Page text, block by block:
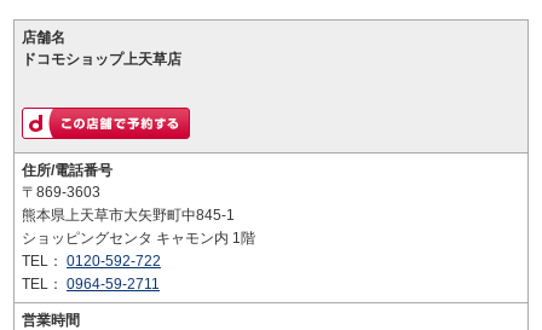
店舗名
ドコモショップ上天草店
住所/電話番号
〒869-3603
熊本県上天草市大矢野町中845-1
ショッピングセンタ キャモン内 1階
TEL： 0120-592-722
TEL： 0964-59-2711
営業時間